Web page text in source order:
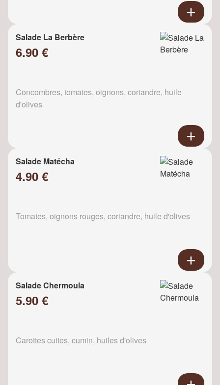
Salade La Berbère
6.90 €
Concombres, tomates, oignons, coriandre, huile
d'olives
Salade Matécha
4.90 €
Tomates, oignons rouges, coriandre, huile d'olives
Salade Chermoula
5.90 €
Carottes cuites, cumin, huiles d'olives